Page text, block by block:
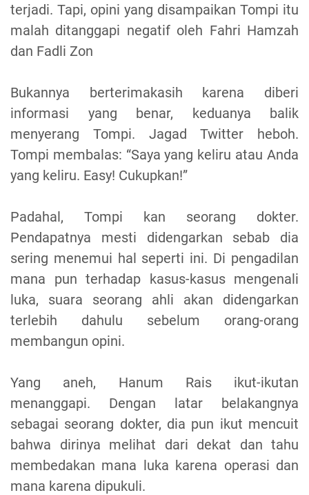
terjadi. Tapi, opini yang disampaikan Tompi itu
malah ditanggapi negatif oleh Fahri Hamzah
dan Fadli Zon
Bukannya berterimakasih karena diberi
informasi yang benar, keduanya balik
menyerang Tompi. Jagad Twitter heboh.
Tompi membalas: “Saya yang keliru atau Anda
yang keliru. Easy! Cukupkan!”
Padahal, Tompi kan seorang dokter.
Pendapatnya mesti didengarkan sebab dia
sering menemui hal seperti ini. Di pengadilan
mana pun terhadap kasus-kasus mengenali
luka, suara seorang ahli akan didengarkan
terlebih dahulu sebelum orang-orang
membangun opini.
Yang aneh, Hanum Rais ikut-ikutan
menanggapi. Dengan latar belakangnya
sebagai seorang dokter, dia pun ikut mencuit
bahwa dirinya melihat dari dekat dan tahu
membedakan mana luka karena operasi dan
mana karena dipukuli.